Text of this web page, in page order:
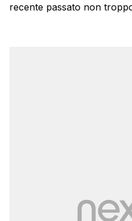
recente passato non